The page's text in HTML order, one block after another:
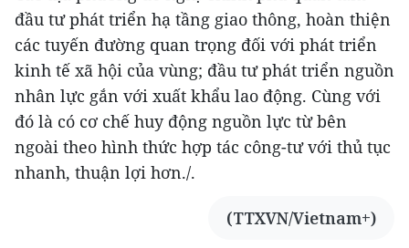
đầu tư phát triển hạ tầng giao thông, hoàn thiện
các tuyến đường quan trọng đối với phát triển
kinh tế xã hội của vùng; đầu tư phát triển nguồn
nhân lực gắn với xuất khẩu lao động. Cùng với
đó là có cơ chế huy động nguồn lực từ bên
ngoài theo hình thức hợp tác công-tư với thủ tục
nhanh, thuận lợi hơn./.
(TTXVN/Vietnam+)